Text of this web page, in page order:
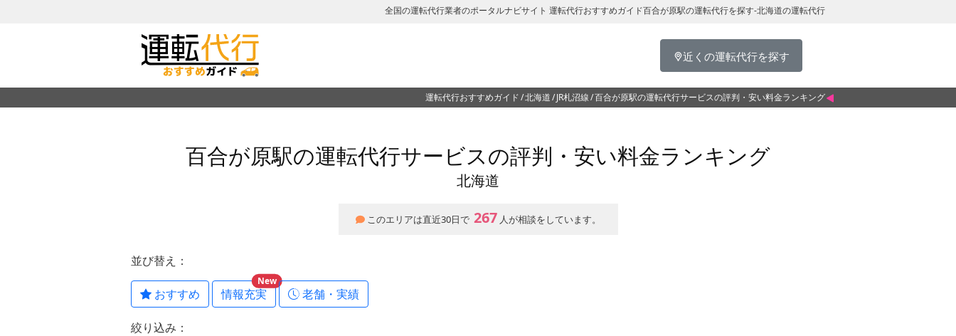
全国の運転代行業者のポータルナビサイト 運転代行おすすめガイド百合が原駅の運転代行を探す-北海道の運転代行
近くの運転代行を探す
運転代行おすすめガイド 北海道 JR札沼線 百合が原駅の運転代行サービスの評判・安い料金ランキング
百合が原駅の運転代行サービスの評判・安い料金ランキング
北海道
このエリアは直近30日で 267 人が相談をしています。
並び替え：
おすすめ 情報充実
New
老舗・実績
絞り込み：